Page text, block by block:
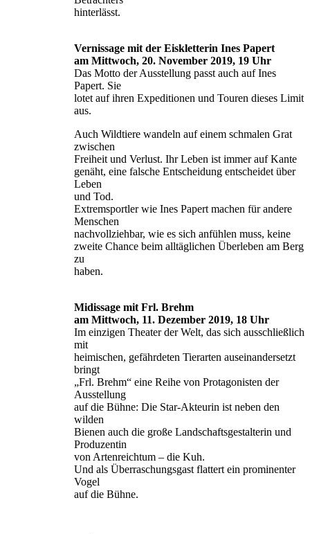
hinterlässt.
Vernissage mit der Eiskletterin Ines Papert
am Mittwoch, 20. November 2019, 19 Uhr
Das Motto der Ausstellung passt auch auf Ines
Papert. Sie
lotet auf ihren Expeditionen und Touren dieses Limit
aus.
Auch Wildtiere wandeln auf einem schmalen Grat
zwischen
Freiheit und Verlust. Ihr Leben ist immer auf Kante
genäht, eine falsche Entscheidung entscheidet über
Leben
und Tod.
Extremsportler wie Ines Papert machen für andere
Menschen
nachvollziehbar, wie es sich anfühlen muss, keine
zweite Chance beim alltäglichen Überleben am Berg
zu
haben.
Midissage mit Frl. Brehm
am Mittwoch, 11. Dezember 2019, 18 Uhr
Im einzigen Theater der Welt, das sich ausschließlich
mit
heimischen, gefährdeten Tierarten auseinandersetzt
bringt
„Frl. Brehm“ eine Reihe von Protagonisten der
Ausstellung
auf die Bühne: Die Star-Akteurin ist neben den
wilden
Bienen auch die große Landschaftsgestalterin und
Produzentin
von Artenreichtum – die Kuh.
Und als Überraschungsgast flattert ein prominenter
Vogel
auf die Bühne.